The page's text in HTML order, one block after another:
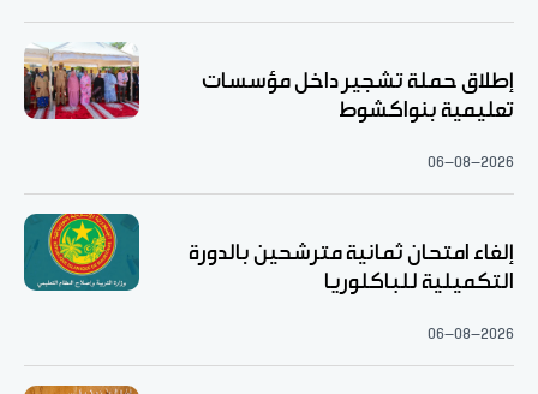
إطلاق حملة تشجير داخل مؤسسات
تعليمية بنواكشوط
06-08-2026
إلغاء امتحان ثمانية مترشحين بالدورة
التكميلية للباكلوريا
06-08-2026